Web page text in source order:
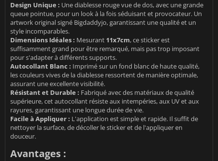
Design Unique : Une diablesse rouge vue de dos, avec une grande
queue pointue, pour un look à la fois séduisant et provocateur. Un
artwork original signé Bigdaddyjo, garantissant une qualité et un
style incomparables.
Dimensions Idéales : Mesurant 11x7cm, ce sticker est
suffisamment grand pour être remarqué, mais pas trop imposant
pour s'adapter à différents supports.
Autocollant Blanc : Imprimé sur un fond blanc de haute qualité,
les couleurs vives de la diablesse ressortent de manière optimale,
assurant une excellente visibilité.
Résistant et Durable : Fabriqué avec des matériaux de qualité
supérieure, cet autocollant résiste aux intempéries, aux UV et aux
rayures, garantissant une longue durée de vie.
Facile à Appliquer : L'application est simple et rapide. Il suffit de
nettoyer la surface, de décoller le sticker et de l'appliquer en
douceur.
Avantages :